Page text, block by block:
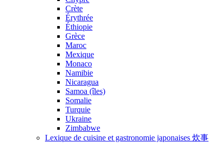
Crète
Érythrée
Éthiopie
Grèce
Maroc
Mexique
Monaco
Namibie
Nicaragua
Samoa (îles)
Somalie
Turquie
Ukraine
Zimbabwe
Lexique de cuisine et gastronomie japonaises 炊事